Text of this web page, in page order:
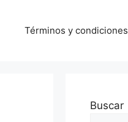
Términos y condiciones
Buscar